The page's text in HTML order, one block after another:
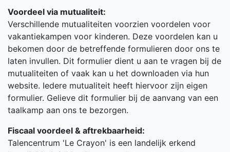
Voordeel via mutualiteit:
Verschillende mutualiteiten voorzien voordelen voor
vakantiekampen voor kinderen. Deze voordelen kan u
bekomen door de betreffende formulieren door ons te
laten invullen. Dit formulier dient u aan te vragen bij de
mutualiteiten of vaak kan u het downloaden via hun
website. Iedere mutualiteit heeft hiervoor zijn eigen
formulier. Gelieve dit formulier bij de aanvang van een
taalkamp aan ons te bezorgen.
Fiscaal voordeel & aftrekbaarheid:
Talencentrum 'Le Crayon' is een landelijk erkend